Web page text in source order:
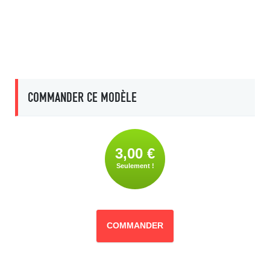
COMMANDER CE MODÈLE
3,00 €
Seulement !
COMMANDER